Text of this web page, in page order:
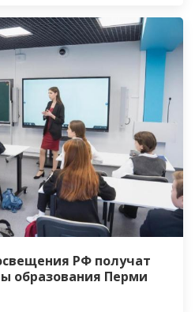
РФ получат
образования Перми